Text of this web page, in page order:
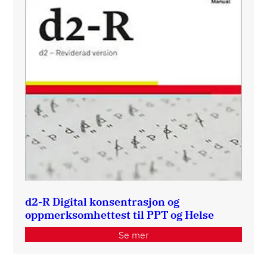
d2-R Digital konsentrasjon og
oppmerksomhettest til PPT og Helse
Se mer